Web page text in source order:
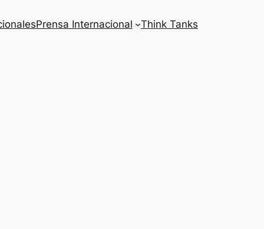
Prensa Internacional Think Tanks